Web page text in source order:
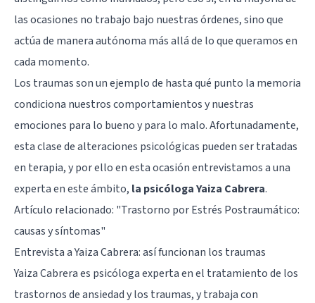
las ocasiones no trabajo bajo nuestras órdenes, sino que
actúa de manera autónoma más allá de lo que queramos en
cada momento.
Los traumas son un ejemplo de hasta qué punto la memoria
condiciona nuestros comportamientos y nuestras
emociones para lo bueno y para lo malo. Afortunadamente,
esta clase de alteraciones psicológicas pueden ser tratadas
en terapia, y por ello en esta ocasión entrevistamos a una
experta en este ámbito, la psicóloga Yaiza Cabrera.
Artículo relacionado: "Trastorno por Estrés Postraumático:
causas y síntomas"
Entrevista a Yaiza Cabrera: así funcionan los traumas
Yaiza Cabreraes psicóloga experta en el tratamiento de los
trastornos de ansiedad y los traumas, y trabaja con